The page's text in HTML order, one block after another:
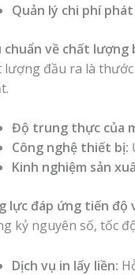
Quản lý chi phí
chuẩn về chất lượng
lượng đầu ra là
Độ trung thực của
Công nghệ thiết bị:
Kinh nghiệm sản
lực đáp ứng tiến độ
kỷ nguyên số, tốc
Dịch vụ in lấy liền: